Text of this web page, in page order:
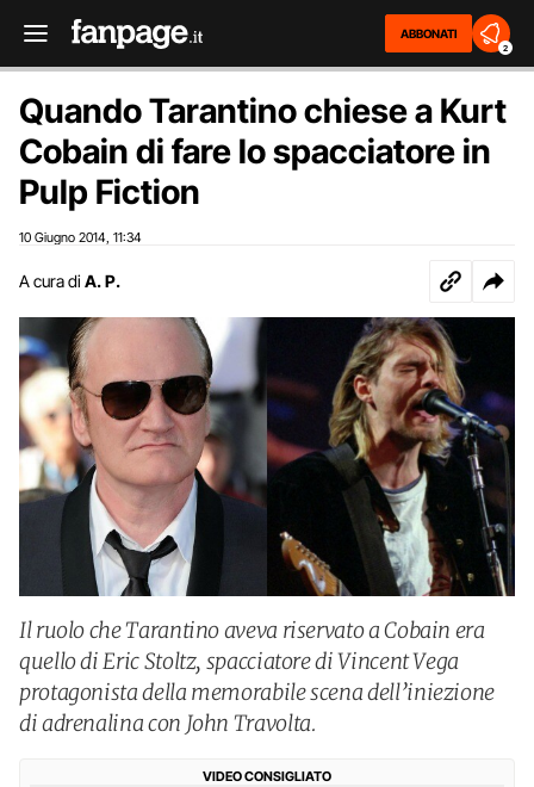
ABBONATI
2
Quando Tarantino chiese a Kurt
Cobain di fare lo spacciatore in
Pulp Fiction
10 Giugno 2014 11:34
A cura di A. P.
Il ruolo che Tarantino aveva riservato a Cobain era
quello di Eric Stoltz, spacciatore di Vincent Vega
protagonista della memorabile scena dell’iniezione
di adrenalina con John Travolta.
VIDEO CONSIGLIATO